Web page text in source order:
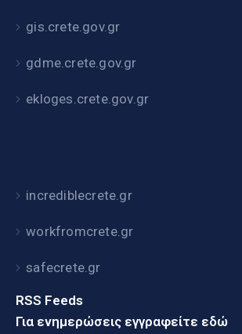
gis.crete.gov.gr
gdme.crete.gov.gr
ekloges.crete.gov.gr
incrediblecrete.gr
workfromcrete.gr
safecrete.gr
RSS Feeds
Για ενημερώσεις εγγραφείτε εδώ